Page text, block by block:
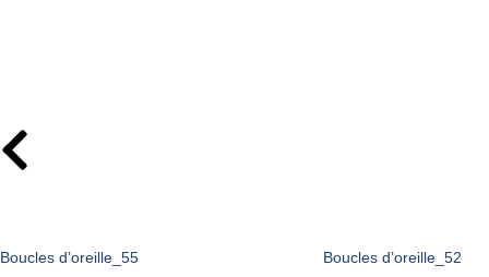
Boucles d’oreille_55 Boucles d’oreille_52